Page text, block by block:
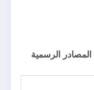
المصادر الرسمية